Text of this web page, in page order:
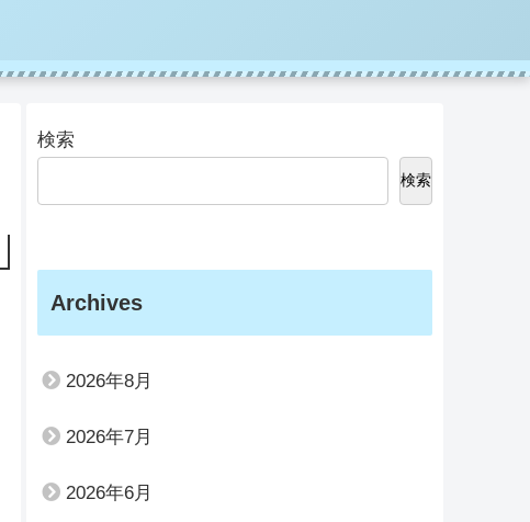
検索
検索
Archives
2026年8月
2026年7月
2026年6月